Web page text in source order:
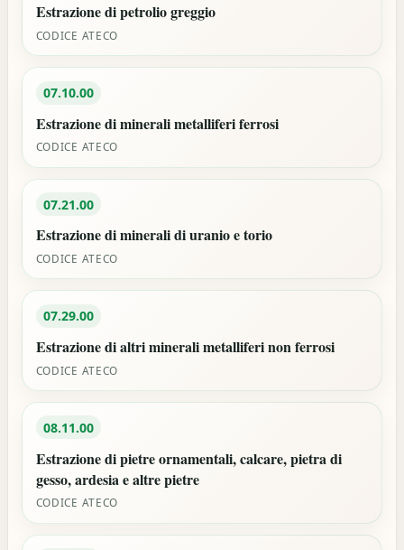
Estrazione di petrolio greggio
CODICE ATECO
07.10.00
Estrazione di minerali metalliferi ferrosi
CODICE ATECO
07.21.00
Estrazione di minerali di uranio e torio
CODICE ATECO
07.29.00
Estrazione di altri minerali metalliferi non ferrosi
CODICE ATECO
08.11.00
Estrazione di pietre ornamentali, calcare, pietra di
gesso, ardesia e altre pietre
CODICE ATECO